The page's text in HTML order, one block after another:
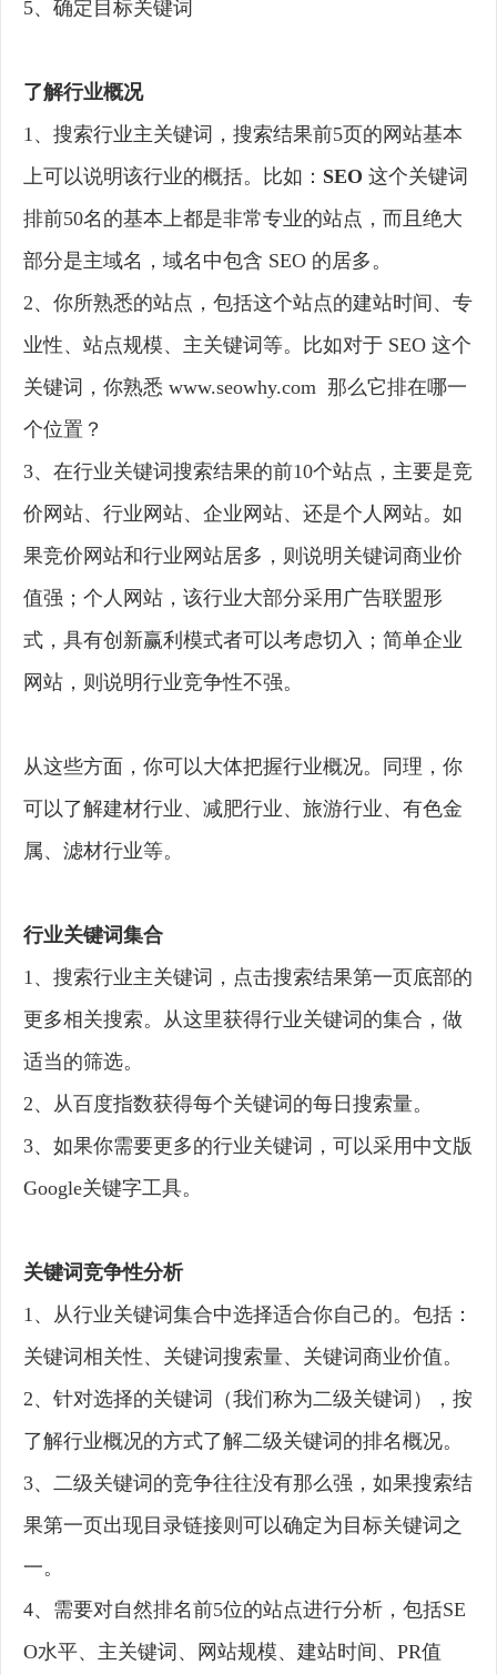
5、确定目标关键词
了解行业概况
1、搜索行业主关键词，搜索结果前5页的网站基本
上可以说明该行业的概括。比如： SEO 这个关键词
排前50名的基本上都是非常专业的站点，而且绝大
部分是主域名，域名中包含 SEO 的居多。
2、你所熟悉的站点，包括这个站点的建站时间、专
业性、站点规模、主关键词等。比如对于 SEO 这个
关键词，你熟悉 www.seowhy.com 那么它排在哪一
个位置？
3、在行业关键词搜索结果的前10个站点，主要是竞
价网站、行业网站、企业网站、还是个人网站。如
果竞价网站和行业网站居多，则说明关键词商业价
值强；个人网站，该行业大部分采用广告联盟形
式，具有创新赢利模式者可以考虑切入；简单企业
网站，则说明行业竞争性不强。
从这些方面，你可以大体把握行业概况。同理，你
可以了解建材行业、减肥行业、旅游行业、有色金
属、滤材行业等。
行业关键词集合
1、搜索行业主关键词，点击搜索结果第一页底部的
更多相关搜索。从这里获得行业关键词的集合，做
适当的筛选。
2、从百度指数获得每个关键词的每日搜索量。
3、如果你需要更多的行业关键词，可以采用中文版
Google关键字工具。
关键词竞争性分析
1、从行业关键词集合中选择适合你自己的。包括：
关键词相关性、关键词搜索量、关键词商业价值。
2、针对选择的关键词（我们称为二级关键词），按
了解行业概况的方式了解二级关键词的排名概况。
3、二级关键词的竞争往往没有那么强，如果搜索结
果第一页出现目录链接则可以确定为目标关键词之
一。
4、需要对自然排名前5位的站点进行分析，包括SE
O水平、主关键词、网站规模、建站时间、PR值